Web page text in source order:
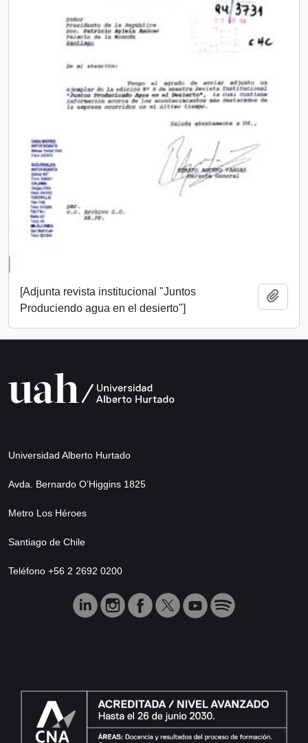
[Adjunta revista institucional "Juntos
Produciendo agua en el desierto"]
Universidad Alberto Hurtado
Avda. Bernardo O’Higgins 1825
Metro Los Héroes
Santiago de Chile
Teléfono +56 2 2692 0200